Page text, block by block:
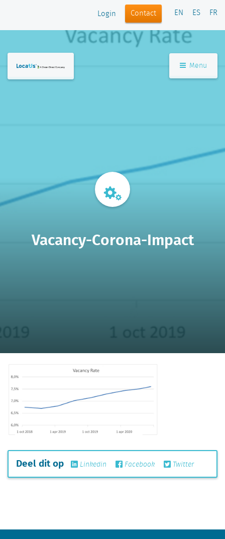
Login Contact EN ES FR
Menu
Vacancy-Corona-Impact
Deel dit op Linkedin Facebook Twitter